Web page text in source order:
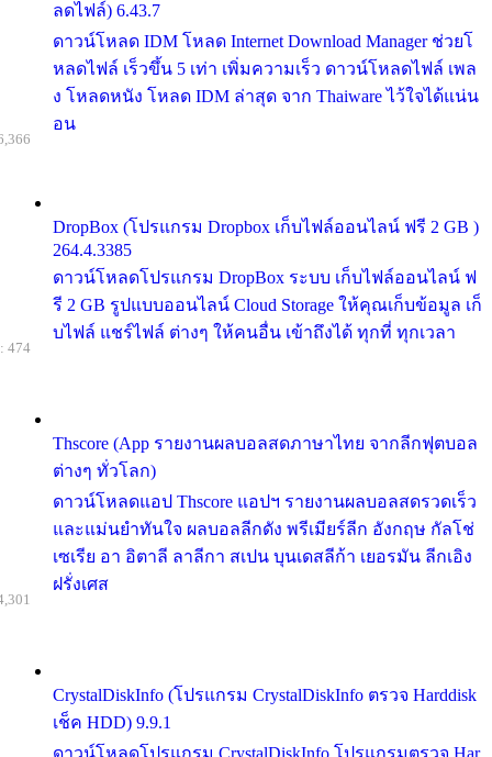
ลดไฟล์) 6.43.7
ดาวน์โหลด IDM โหลด Internet Download Manager ช่วยโ
หลดไฟล์ เร็วขึ้น 5 เท่า เพิ่มความเร็ว ดาวน์โหลดไฟล์ เพล
ง โหลดหนัง โหลด IDM ล่าสุด จาก Thaiware ไว้ใจได้แน่น
อน
DropBox (โปรแกรม Dropbox เก็บไฟล์ออนไลน์ ฟรี 2 GB )
264.4.3385
ดาวน์โหลดโปรแกรม DropBox ระบบ เก็บไฟล์ออนไลน์ ฟ
รี 2 GB รูปแบบออนไลน์ Cloud Storage ให้คุณเก็บข้อมูล เก็
บไฟล์ แชร์ไฟล์ ต่างๆ ให้คนอื่น เข้าถึงได้ ทุกที่ ทุกเวลา
Thscore (App รายงานผลบอลสดภาษาไทย จากลีกฟุตบอล
ต่างๆ ทั่วโลก)
ดาวน์โหลดแอป Thscore แอปฯ รายงานผลบอลสดรวดเร็ว
และแม่นยำทันใจ ผลบอลลีกดัง พรีเมียร์ลีก อังกฤษ กัลโช่
เซเรีย อา อิตาลี ลาลีกา สเปน บุนเดสลีก้า เยอรมัน ลีกเอิง
ฝรั่งเศส
474
CrystalDiskInfo (โปรแกรม CrystalDiskInfo ตรวจ Harddisk
เช็ค HDD) 9.9.1
ดาวน์โหลดโปรแกรม CrystalDiskInfo โปรแกรมตรวจ Har